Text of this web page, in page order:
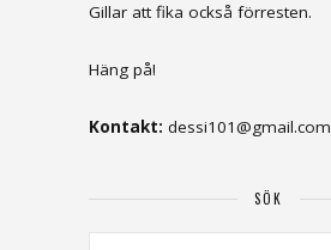
Gillar att fika också förresten.
Häng på!
Kontakt: dessi101@gmail.com
SÖK